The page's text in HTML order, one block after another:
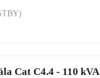
Cat C4.4 - 110 kVA